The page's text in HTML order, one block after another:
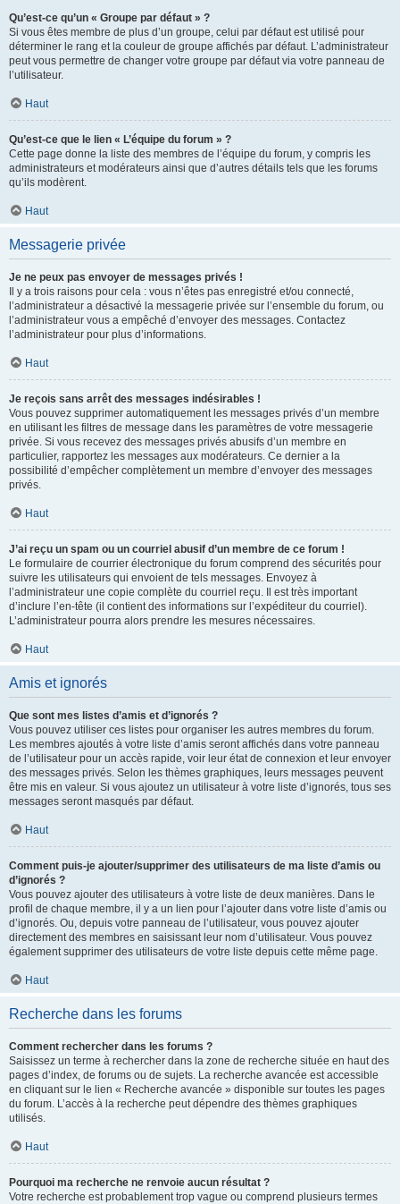
Qu’est-ce qu’un « Groupe par défaut » ?
Si vous êtes membre de plus d’un groupe, celui par défaut est utilisé pour
déterminer le rang et la couleur de groupe affichés par défaut. L’administrateur
peut vous permettre de changer votre groupe par défaut via votre panneau de
l’utilisateur.
Haut
Qu’est-ce que le lien « L’équipe du forum » ?
Cette page donne la liste des membres de l’équipe du forum, y compris les
administrateurs et modérateurs ainsi que d’autres détails tels que les forums
qu’ils modèrent.
Haut
Messagerie privée
Je ne peux pas envoyer de messages privés !
Il y a trois raisons pour cela : vous n’êtes pas enregistré et/ou connecté,
l’administrateur a désactivé la messagerie privée sur l’ensemble du forum, ou
l’administrateur vous a empêché d’envoyer des messages. Contactez
l’administrateur pour plus d’informations.
Haut
Je reçois sans arrêt des messages indésirables !
Vous pouvez supprimer automatiquement les messages privés d’un membre
en utilisant les filtres de message dans les paramètres de votre messagerie
privée. Si vous recevez des messages privés abusifs d’un membre en
particulier, rapportez les messages aux modérateurs. Ce dernier a la
possibilité d’empêcher complètement un membre d’envoyer des messages
privés.
Haut
J’ai reçu un spam ou un courriel abusif d’un membre de ce forum !
Le formulaire de courrier électronique du forum comprend des sécurités pour
suivre les utilisateurs qui envoient de tels messages. Envoyez à
l’administrateur une copie complète du courriel reçu. Il est très important
d’inclure l’en-tête (il contient des informations sur l’expéditeur du courriel).
L’administrateur pourra alors prendre les mesures nécessaires.
Haut
Amis et ignorés
Que sont mes listes d’amis et d’ignorés ?
Vous pouvez utiliser ces listes pour organiser les autres membres du forum.
Les membres ajoutés à votre liste d’amis seront affichés dans votre panneau
de l’utilisateur pour un accès rapide, voir leur état de connexion et leur envoyer
des messages privés. Selon les thèmes graphiques, leurs messages peuvent
être mis en valeur. Si vous ajoutez un utilisateur à votre liste d’ignorés, tous ses
messages seront masqués par défaut.
Haut
Comment puis-je ajouter/supprimer des utilisateurs de ma liste d’amis ou
d’ignorés ?
Vous pouvez ajouter des utilisateurs à votre liste de deux manières. Dans le
profil de chaque membre, il y a un lien pour l’ajouter dans votre liste d’amis ou
d’ignorés. Ou, depuis votre panneau de l’utilisateur, vous pouvez ajouter
directement des membres en saisissant leur nom d’utilisateur. Vous pouvez
également supprimer des utilisateurs de votre liste depuis cette même page.
Haut
Recherche dans les forums
Comment rechercher dans les forums ?
Saisissez un terme à rechercher dans la zone de recherche située en haut des
pages d’index, de forums ou de sujets. La recherche avancée est accessible
en cliquant sur le lien « Recherche avancée » disponible sur toutes les pages
du forum. L’accès à la recherche peut dépendre des thèmes graphiques
utilisés.
Haut
Pourquoi ma recherche ne renvoie aucun résultat ?
Votre recherche est probablement trop vague ou comprend plusieurs termes